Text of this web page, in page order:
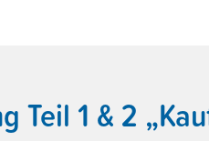
Teil 1 & 2